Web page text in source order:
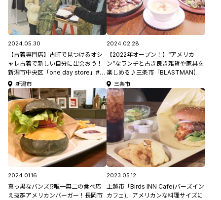
2024.05.30
【古着専門店】古町で見つけるオシ
ャレ古着で新しい自分に出会おう！
新潟市中央区「one day store」#に
いがた見っけたい
新潟市
2024.02.28
【2022年オープン！】“アメリカ
ン”なランチと古き良き雑貨や家具を
楽しめる♪三条市「BLASTMAN(ブ
ラストマン)」
三条市
2024.01.16
真っ黒なバンズ⁉唯一無二の食べ応
え抜群アメリカンバーガー！長岡市
2023.05.12
上越市「Birds INN Cafe(バーズイン
カフェ)」アメリカンな料理サイズに